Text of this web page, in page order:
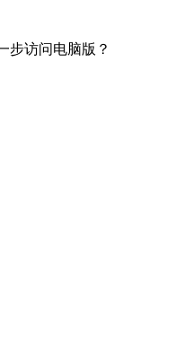
步访问电脑版？